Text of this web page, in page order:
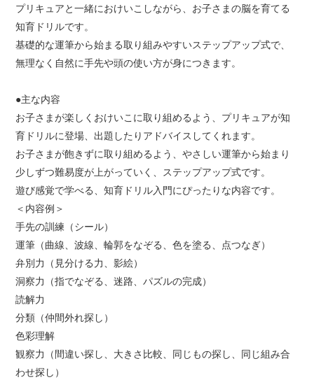
プリキュアと一緒におけいこしながら、お子さまの脳を育てる
知育ドリルです。
基礎的な運筆から始まる取り組みやすいステップアップ式で、
無理なく自然に手先や頭の使い方が身につきます。
●主な内容
お子さまが楽しくおけいこに取り組めるよう、プリキュアが知
育ドリルに登場、出題したりアドバイスしてくれます。
お子さまが飽きずに取り組めるよう、やさしい運筆から始まり
少しずつ難易度が上がっていく、ステップアップ式です。
遊び感覚で学べる、知育ドリル入門にぴったりな内容です。
＜内容例＞
手先の訓練（シール）
運筆（曲線、波線、輪郭をなぞる、色を塗る、点つなぎ）
弁別力（見分ける力、影絵）
洞察力（指でなぞる、迷路、パズルの完成）
読解力
分類（仲間外れ探し）
色彩理解
観察力（間違い探し、大きさ比較、同じもの探し、同じ組み合
わせ探し）